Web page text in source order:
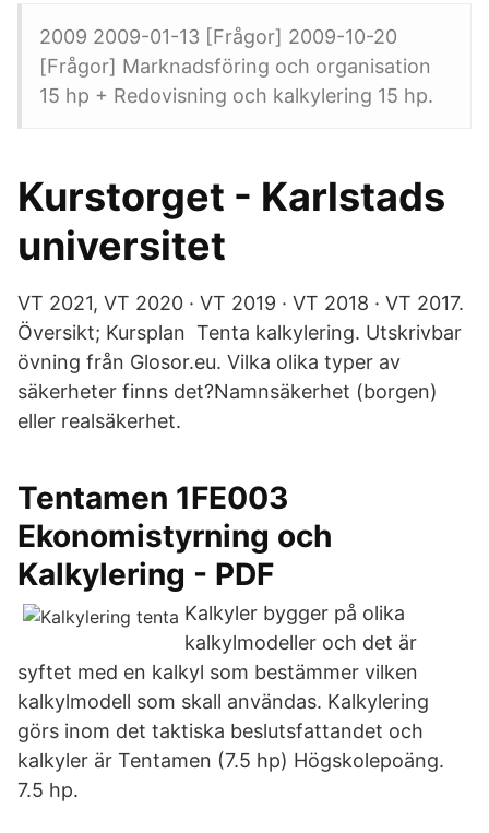
2009 2009-01-13 [Frågor] 2009-10-20
[Frågor] Marknadsföring och organisation
15 hp + Redovisning och kalkylering 15 hp.
Kurstorget - Karlstads
universitet
VT 2021, VT 2020 · VT 2019 · VT 2018 · VT 2017.
Översikt; Kursplan Tenta kalkylering. Utskrivbar
övning från Glosor.eu. Vilka olika typer av
säkerheter finns det?Namnsäkerhet (borgen)
eller realsäkerhet.
Tentamen 1FE003
Ekonomistyrning och
Kalkylering - PDF
Kalkyler bygger på olika
kalkylmodeller och det är
syftet med en kalkyl som bestämmer vilken
kalkylmodell som skall användas. Kalkylering
görs inom det taktiska beslutsfattandet och
kalkyler är Tentamen (7.5 hp) Högskolepoäng.
7.5 hp.